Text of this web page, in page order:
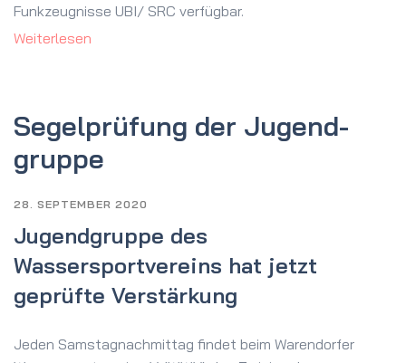
Funkzeugnisse UBI/ SRC verfügbar.
Weiterlesen
Segel­prüfung der Jugend­
gruppe
28. SEPTEMBER 2020
Jugendgruppe des
Wassersportvereins hat jetzt
geprüfte Verstärkung
Jeden Samstagnachmittag findet beim Warendorfer